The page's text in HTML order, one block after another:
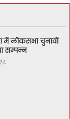
में लोकसभा चुनावों
सम्पन्न